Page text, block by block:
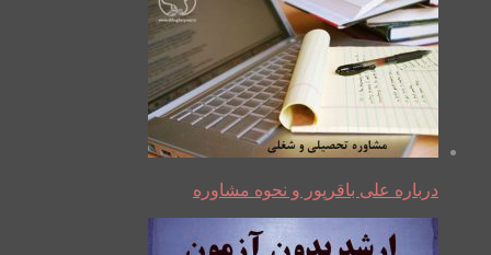
درباره علی باقرپور و نحوه مشاوره